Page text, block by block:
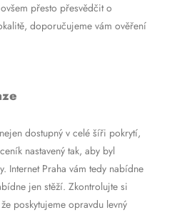
přesto přesvědčit o
doporučujeme vám ověření
dostupný v celé šíři pokrytí,
nastavený tak, aby byl
Internet Praha vám tedy nabídne
jen stěží. Zkontrolujte si
poskytujeme opravdu levný